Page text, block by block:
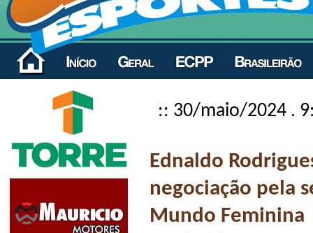
:: 30/maio/2024 .
Ednaldo
negociação pela
Mundo Feminina